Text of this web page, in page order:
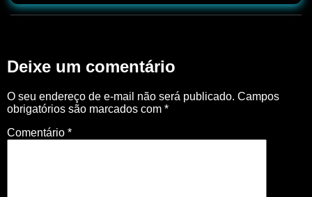
Deixe um comentário
O seu endereço de e-mail não será publicado. Campos
obrigatórios são marcados com *
Comentário *